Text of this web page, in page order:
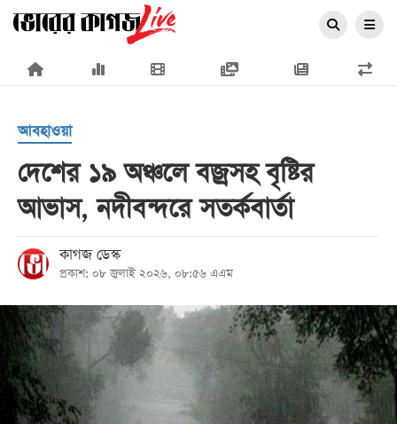
×
প্রচ্ছদ
জাতীয়
রাজনীতি
অর্থনীতি
আন্তর্জাতিক
সারাদেশ
খেলা
আবহাওয়া
দেশের ১৯ অঞ্চলে বজ্রসহ বৃষ্টির
আভাস, নদীবন্দরে সতর্কবার্তা
কাগজ ডেস্ক
প্রকাশ: ০৮ জুলাই ২০২৬, ০৮:৫৬ এএম